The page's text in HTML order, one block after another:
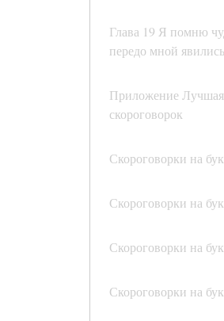
Глава 19 Я помню
передо мной
Приложение
скороговорок
Скороговорки на
Скороговорки на
Скороговорки на
Скороговорки на